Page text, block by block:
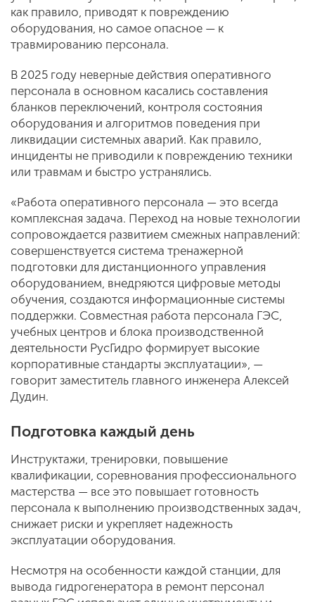
как правило, приводят к повреждению
оборудования, но самое опасное — к
травмированию персонала.
В 2025 году неверные действия оперативного
персонала в основном касались составления
бланков переключений, контроля состояния
оборудования и алгоритмов поведения при
ликвидации системных аварий. Как правило,
инциденты не приводили к повреждению техники
или травмам и быстро устранялись.
«Работа оперативного персонала — это всегда
комплексная задача. Переход на новые технологии
сопровождается развитием смежных направлений:
совершенствуется система тренажерной
подготовки для дистанционного управления
оборудованием, внедряются цифровые методы
обучения, создаются информационные системы
поддержки. Совместная работа персонала ГЭС,
учебных центров и блока производственной
деятельности РусГидро формирует высокие
корпоративные стандарты эксплуатации», —
говорит заместитель главного инженера Алексей
Дудин.
Подготовка каждый день
Инструктажи, тренировки, повышение
квалификации, соревнования профессионального
мастерства — все это повышает готовность
персонала к выполнению производственных задач,
снижает риски и укрепляет надежность
эксплуатации оборудования.
Несмотря на особенности каждой станции, для
вывода гидрогенератора в ремонт персонал